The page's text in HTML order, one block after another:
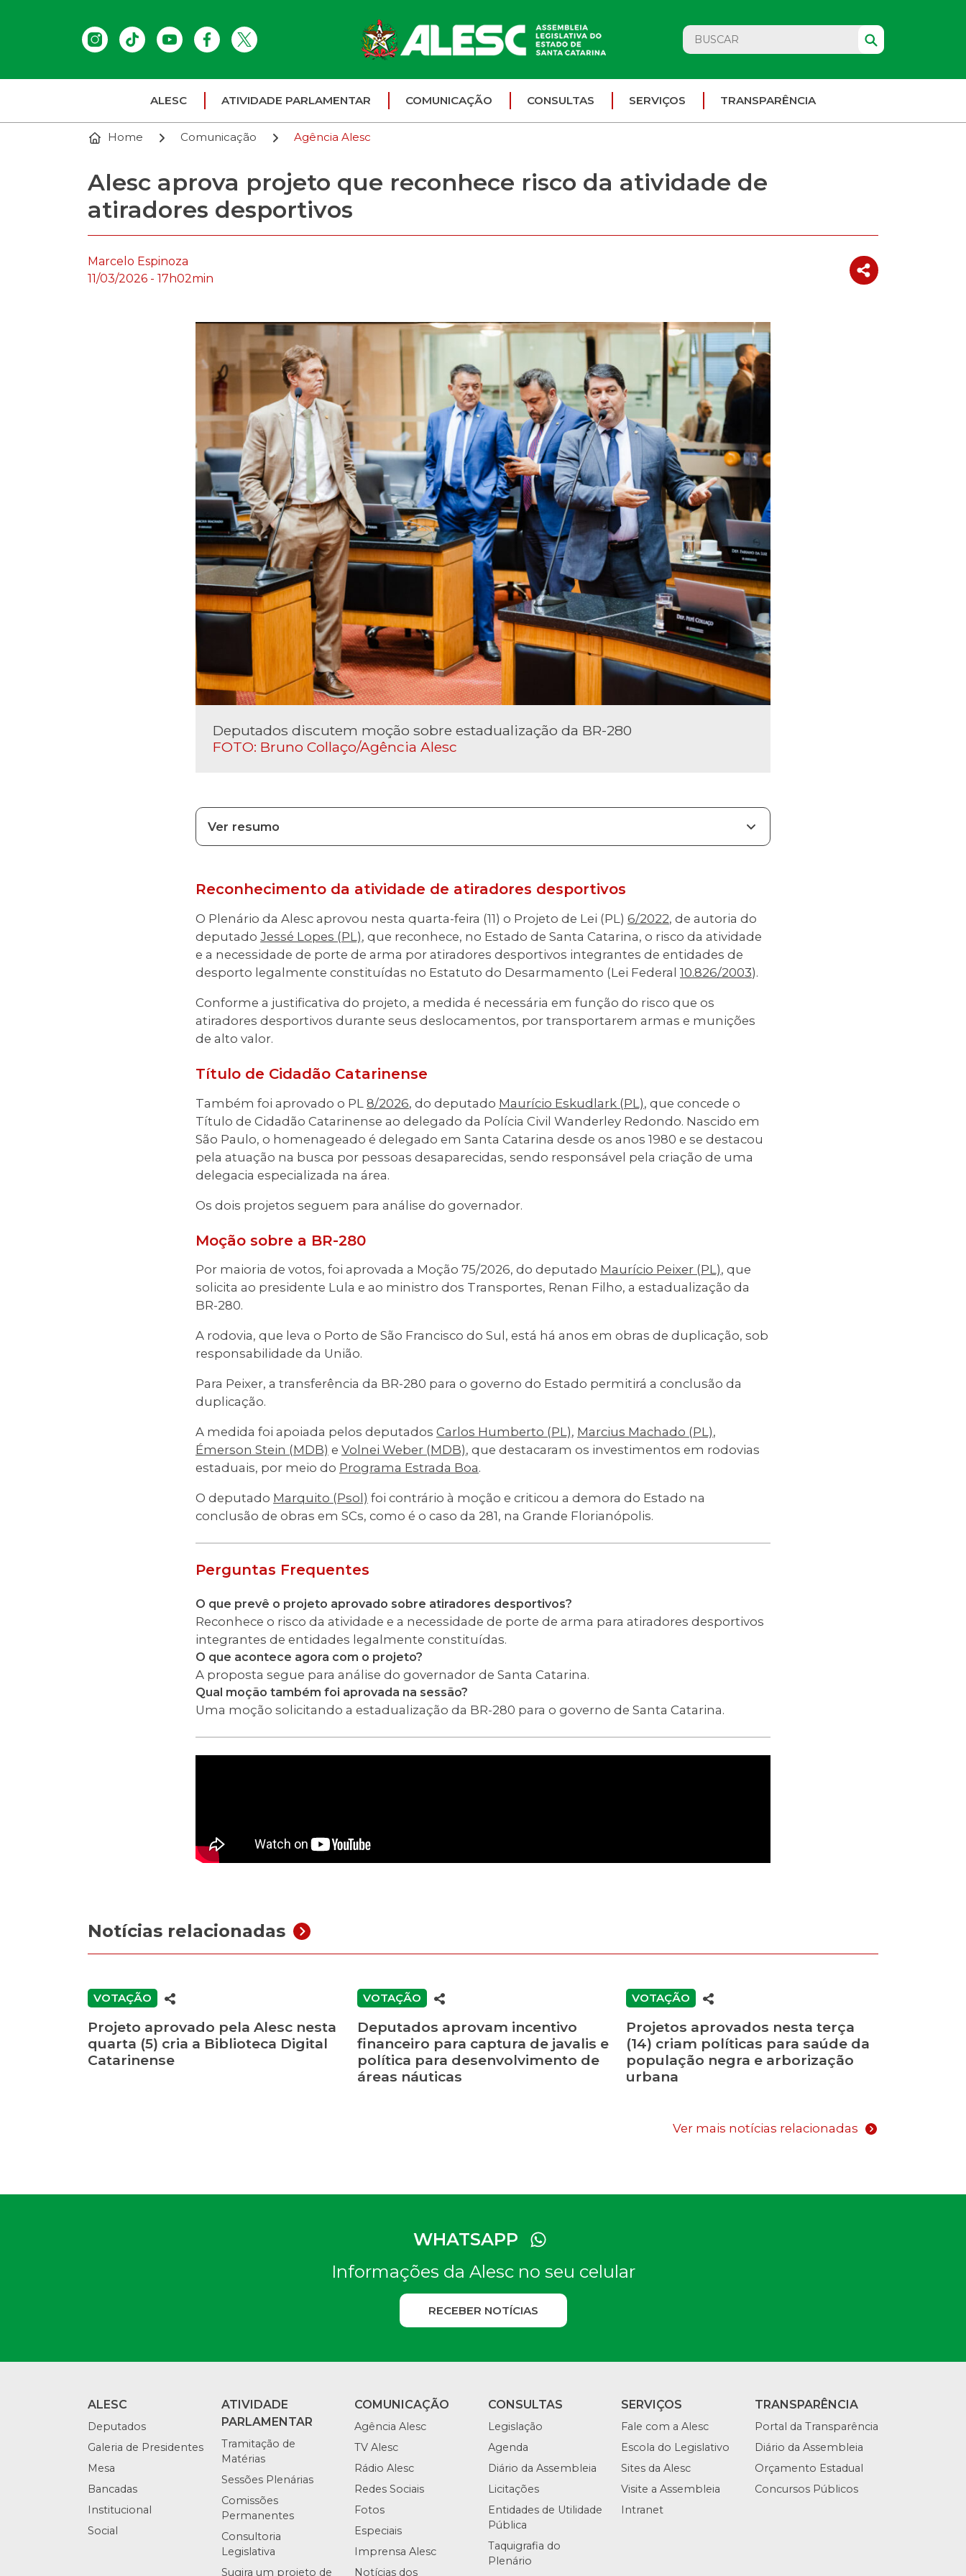
ALESC ATIVIDADE PARLAMENTAR COMUNICAÇÃO CONSULTAS SERVIÇOS TRANSPARÊNCIA
Home Comunicação Agência Alesc
Alesc aprova projeto que reconhece risco da atividade de
atiradores desportivos
Marcelo Espinoza
11/03/2026 - 17h02min
Deputados discutem moção sobre estadualização da BR-280
FOTO: Bruno Collaço/Agência Alesc
Ver resumo
Reconhecimento da atividade de atiradores desportivos
O Plenário da Alesc aprovou nesta quarta-feira (11) o Projeto de Lei (PL) 6/2022, de autoria do
deputado Jessé Lopes (PL), que reconhece, no Estado de Santa Catarina, o risco da atividade
e a necessidade de porte de arma por atiradores desportivos integrantes de entidades de
desporto legalmente constituídas no Estatuto do Desarmamento (Lei Federal 10.826/2003).
Conforme a justificativa do projeto, a medida é necessária em função do risco que os
atiradores desportivos durante seus deslocamentos, por transportarem armas e munições
de alto valor.
Título de Cidadão Catarinense
Também foi aprovado o PL 8/2026, do deputado Maurício Eskudlark (PL), que concede o
Título de Cidadão Catarinense ao delegado da Polícia Civil Wanderley Redondo. Nascido em
São Paulo, o homenageado é delegado em Santa Catarina desde os anos 1980 e se destacou
pela atuação na busca por pessoas desaparecidas, sendo responsável pela criação de uma
delegacia especializada na área.
Os dois projetos seguem para análise do governador.
Moção sobre a BR-280
Por maioria de votos, foi aprovada a Moção 75/2026, do deputado Maurício Peixer (PL), que
solicita ao presidente Lula e ao ministro dos Transportes, Renan Filho, a estadualização da
BR-280.
A rodovia, que leva o Porto de São Francisco do Sul, está há anos em obras de duplicação, sob
responsabilidade da União.
Para Peixer, a transferência da BR-280 para o governo do Estado permitirá a conclusão da
duplicação.
A medida foi apoiada pelos deputados Carlos Humberto (PL), Marcius Machado (PL),
Émerson Stein (MDB) e Volnei Weber (MDB), que destacaram os investimentos em rodovias
estaduais, por meio do Programa Estrada Boa.
O deputado Marquito (Psol) foi contrário à moção e criticou a demora do Estado na
conclusão de obras em SCs, como é o caso da 281, na Grande Florianópolis.
Perguntas Frequentes
O que prevê o projeto aprovado sobre atiradores desportivos?
Reconhece o risco da atividade e a necessidade de porte de arma para atiradores desportivos
integrantes de entidades legalmente constituídas.
O que acontece agora com o projeto?
A proposta segue para análise do governador de Santa Catarina.
Qual moção também foi aprovada na sessão?
Uma moção solicitando a estadualização da BR-280 para o governo de Santa Catarina.
Notícias relacionadas
VOTAÇÃO
Projeto aprovado pela Alesc nesta
quarta (5) cria a Biblioteca Digital
Catarinense
VOTAÇÃO
Deputados aprovam incentivo
financeiro para captura de javalis e
política para desenvolvimento de
áreas náuticas
VOTAÇÃO
Projetos aprovados nesta terça
(14) criam políticas para saúde da
população negra e arborização
urbana
Ver mais notícias relacionadas
WHATSAPP
Informações da Alesc no seu celular
RECEBER NOTÍCIAS
ALESC
Deputados
Galeria de Presidentes
Mesa
Bancadas
Institucional
Social
ATIVIDADE
PARLAMENTAR
Tramitação de
Matérias
Sessões Plenárias
Comissões
Permanentes
Consultoria
Legislativa
Sugira um projeto de
COMUNICAÇÃO
Agência Alesc
TV Alesc
Rádio Alesc
Redes Sociais
Fotos
Especiais
Imprensa Alesc
Notícias dos
CONSULTAS
Legislação
Agenda
Diário da Assembleia
Licitações
Entidades de Utilidade
Pública
Taquigrafia do
Plenário
SERVIÇOS
Fale com a Alesc
Escola do Legislativo
Sites da Alesc
Visite a Assembleia
Intranet
TRANSPARÊNCIA
Portal da Transparência
Diário da Assembleia
Orçamento Estadual
Concursos Públicos